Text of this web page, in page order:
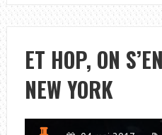
ET HOP, ON
NEW YORK